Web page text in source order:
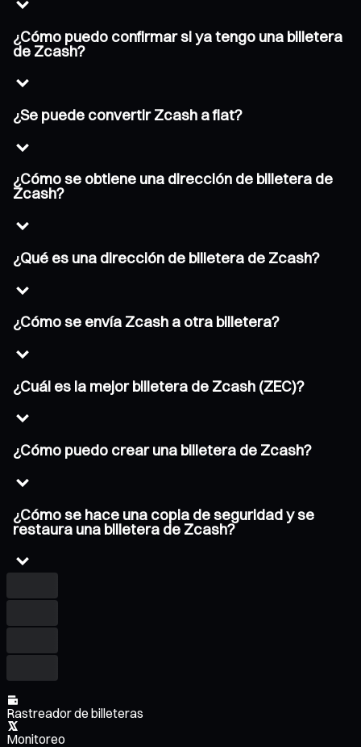
¿Cómo puedo confirmar si ya tengo una billetera
de Zcash?
¿Se puede convertir Zcash a fiat?
¿Cómo se obtiene una dirección de billetera de
Zcash?
¿Qué es una dirección de billetera de Zcash?
¿Cómo se envía Zcash a otra billetera?
¿Cuál es la mejor billetera de Zcash (ZEC)?
¿Cómo puedo crear una billetera de Zcash?
¿Cómo se hace una copia de seguridad y se
restaura una billetera de Zcash?
Rastreador de billeteras
Monitoreo